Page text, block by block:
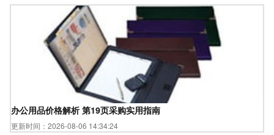
办公用品价格解析 第19页采购实用指南
更新时间：2026-08-06 14:34:24